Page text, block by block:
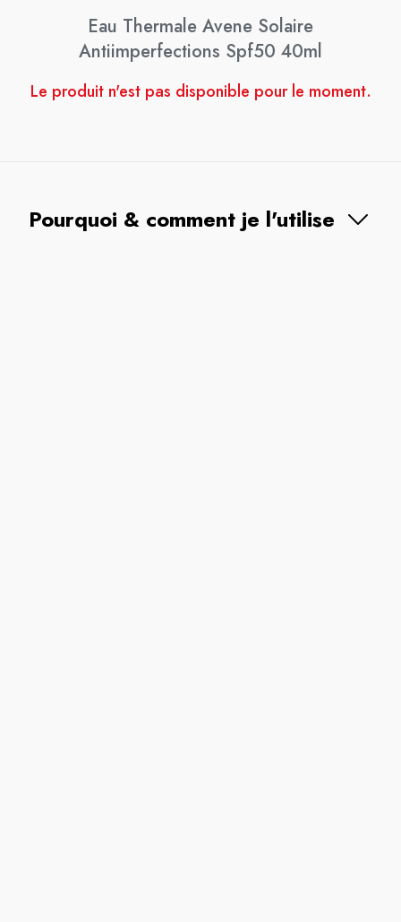
Eau Thermale Avene Solaire
Antiimperfections Spf50 40ml
Le produit n'est pas disponible pour le moment.
Pourquoi & comment je l'utilise